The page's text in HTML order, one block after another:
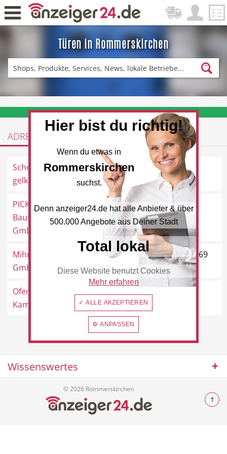
Türen in Rommerskirchen
Zurück
DE-News News
Restaurant Hotel
Beauty & Wellness Auto
Handwerk Sport & Freizeit
Dienstleistungen
❤️ Aktuelle Angebote & Prospekte per Newsletter erhalten
ADRESSEN
Schenk,
gelkamine.de
Maternusstraße 29, 41569
Rommerskirchen
PICK
Baufachzentrum
GmbH
Bahnstraße 3, 41569
Rommerskirchen
Mihm-Bauelemente
GmbH
Am Tannenwäldchen 1, 41569
Rommerskirchen
Ofenstudio Lugt -
Kaminöfen und ...
Rommerskirchen
Wissenswertes
© 2026 Rommerskirchen
Hier bist du richtig!
Wenn du etwas in
Rommerskirchen
suchst.
Denn anzeiger24.de hat alle Anbieter & über
500.000 Angebote aus Deiner Stadt
Total lokal
Diese Website benutzt Cookies
Mehr erfahren
✓ ALLE AKZEPTIEREN
⚙ ANPASSEN